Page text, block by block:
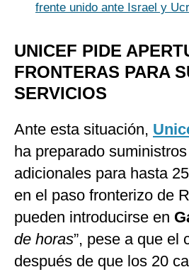
frente unido ante Israel y
UNICEF PIDE
FRONTERAS PARA
SERVICIOS
Ante esta situación,
ha preparado
adicionales para hasta
en el paso fronterizo de
pueden introducirse en
de horas”, pese a que el
después de que los 20